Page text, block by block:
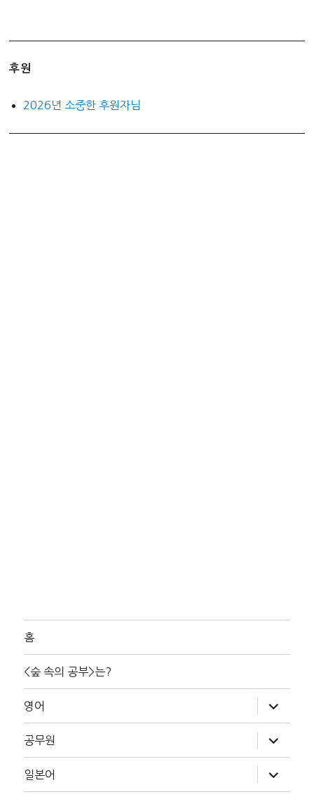
후원
2026년 소중한 후원자님
홈
<숲 속의 공부>는?
영어
위
메
확
장
공무원
위
메
확
장
일본어
위
메